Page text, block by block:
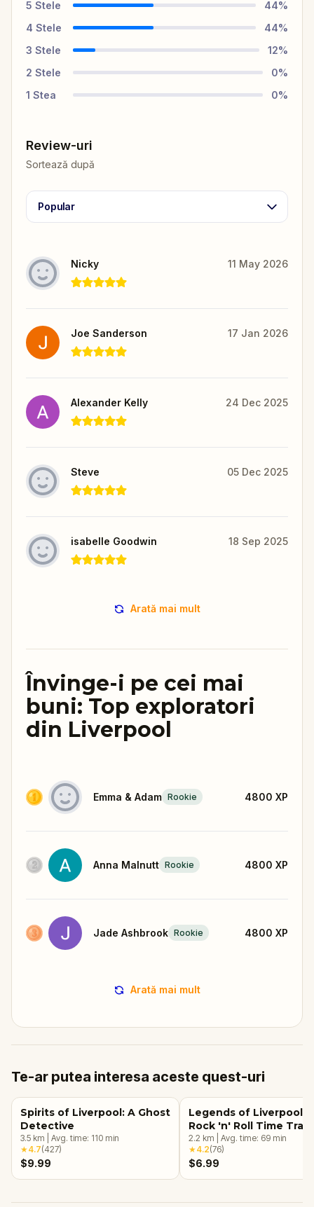
5 Stele 44%
4 Stele 44%
3 Stele 12%
2 Stele 0%
1 Stea 0%
Review-uri
Sortează după
Popular
Nicky 11 May 2026
Joe Sanderson 17 Jan 2026
Alexander Kelly 24 Dec 2025
Steve 05 Dec 2025
isabelle Goodwin 18 Sep 2025
Arată mai mult
Învinge-i pe cei mai
buni: Top exploratori
din Liverpool
Emma & Adam Rookie 4800 XP
Anna Malnutt Rookie 4800 XP
Jade Ashbrook Rookie 4800 XP
Arată mai mult
Te-ar putea interesa aceste quest-uri
Spirits of Liverpool: A Ghost
Detective
3.5 km Avg. time: 110 min
★4.7(427)
$9.99
Legends of Liverpool:
Rock 'n' Roll Time
Walking Tour & Escape
Game
2.2 km Avg. time: 69 min
★4.2(76)
$6.99